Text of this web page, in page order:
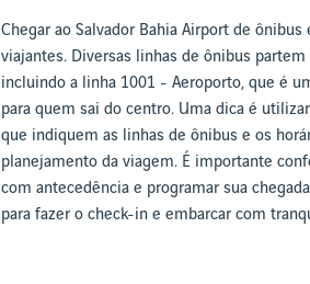
Chegar ao Salvador Bahia Airport de
viajantes. Diversas linhas de ônibus
incluindo a linha 1001 - Aeroporto, que é
para quem sai do centro. Uma dica é
que indiquem as linhas de ônibus e os
planejamento da viagem. É importante
com antecedência e programar sua
para fazer o check-in e embarcar com